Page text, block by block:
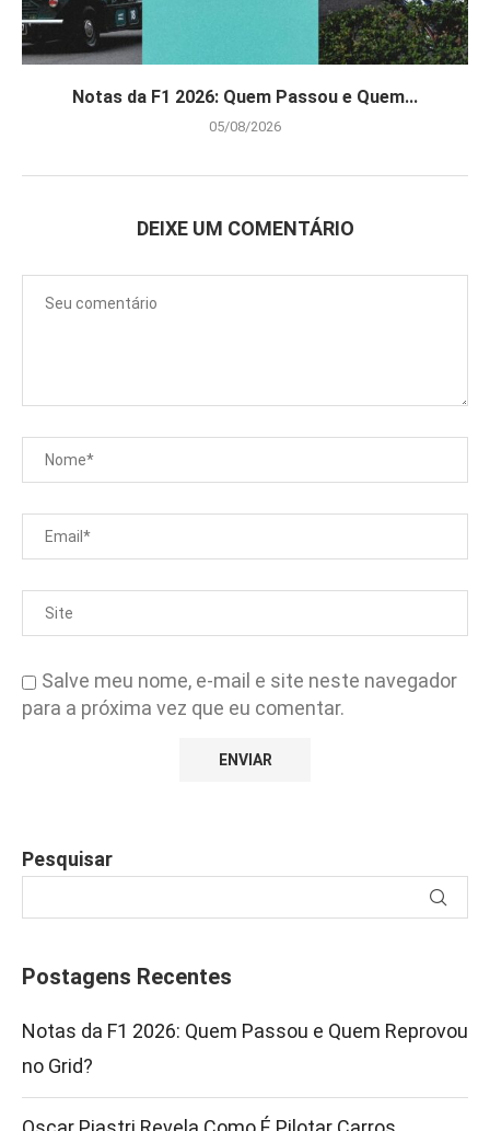
Notas da F1 2026: Quem Passou e Quem...
05/08/2026
DEIXE UM COMENTÁRIO
Salve meu nome, e-mail e site neste navegador
para a próxima vez que eu comentar.
Pesquisar
Postagens Recentes
Notas da F1 2026: Quem Passou e Quem Reprovou
no Grid?